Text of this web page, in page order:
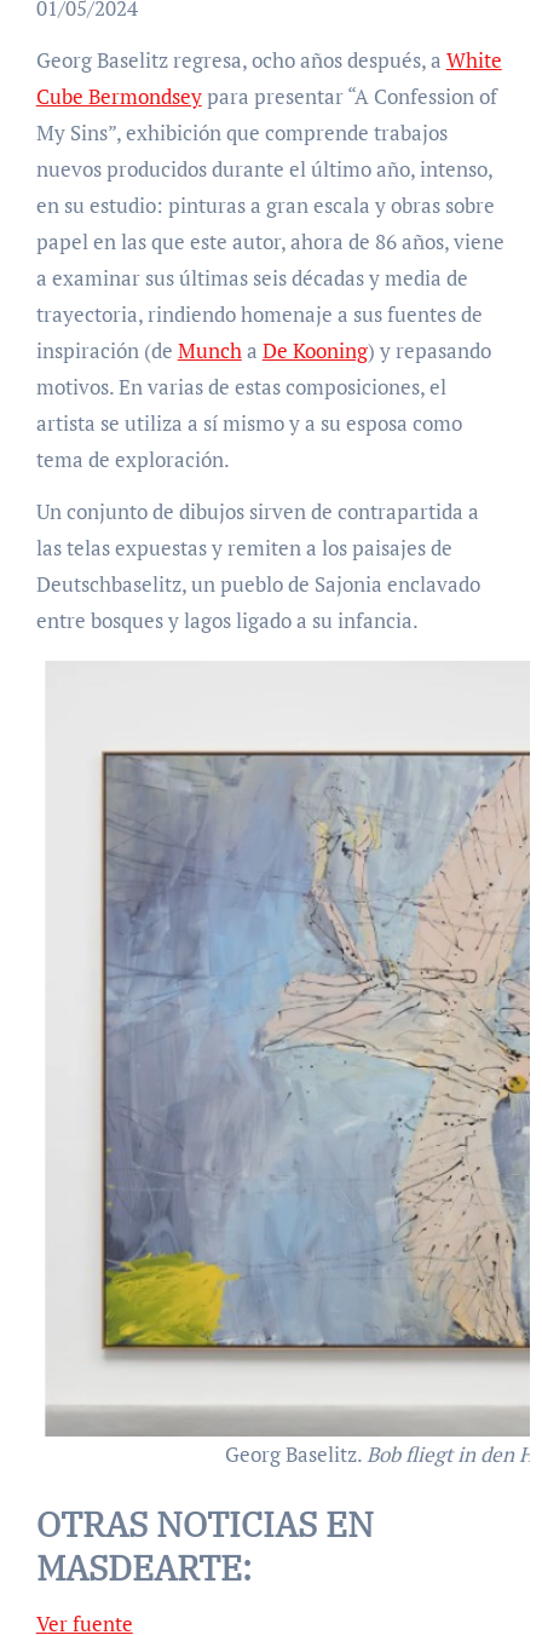
01/05/2024
Georg Baselitz regresa, ocho años después, a White
Cube Bermondseypara presentar “A Confession of
My Sins”, exhibición que comprende trabajos
nuevos producidos durante el último año, intenso,
en su estudio: pinturas a gran escala y obras sobre
papel en las que este autor, ahora de 86 años, viene
a examinar sus últimas seis décadas y media de
trayectoria, rindiendo homenaje a sus fuentes de
inspiración (de Muncha De Kooning) y repasando
motivos. En varias de estas composiciones, el
artista se utiliza a sí mismo y a su esposa como
tema de exploración.
Un conjunto de dibujos sirven de contrapartida a
las telas expuestas y remiten a los paisajes de
Deutschbaselitz, un pueblo de Sajonia enclavado
entre bosques y lagos ligado a su infancia.
Georg Baselitz.Bob fliegt in den
OTRAS NOTICIAS EN
MASDEARTE:
Ver fuente